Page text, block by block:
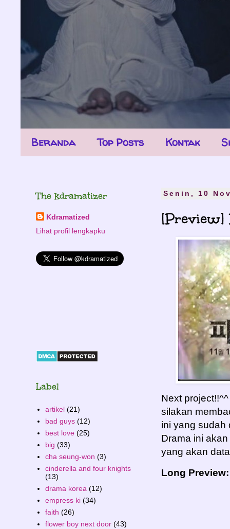
Beranda Top Posts Kontak
Senin, 10
[Preview]
Next
silakan
ini yang sudah
Drama ini
yang akan
Long Preview:
The kdramatizer
Kdramatized
Lihat profil lengkapku
Label
artikel (21)
bad guys (12)
best love (25)
big (33)
cha seung-won (3)
cinderella and four knights
(13)
drama korea (12)
empress ki (34)
faith (26)
flower boy next door (43)